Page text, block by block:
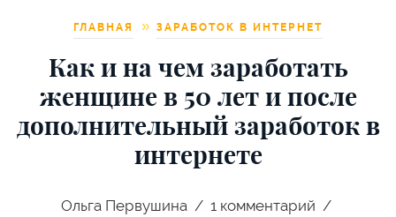
ГЛАВНАЯ ЗАРАБОТОК В ИНТЕРНЕТ
Как и на чем заработать
женщине в 50 лет и после
дополнительный заработок в
интернете
Ольга Первушина 1 комментарий